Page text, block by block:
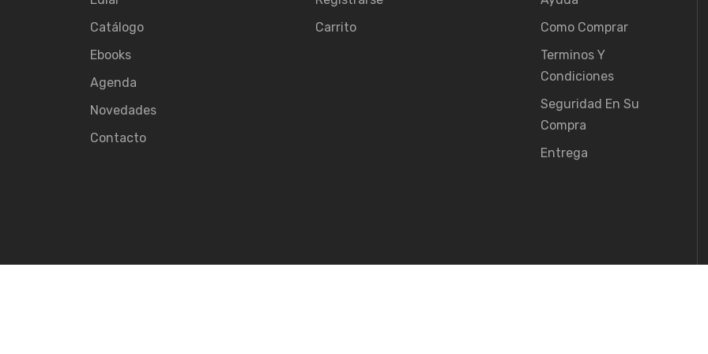
Catálogo
Ebooks
Agenda
Novedades
Contacto
Carrito
Como Comprar
Terminos Y
Condiciones
Seguridad En Su
Compra
Entrega